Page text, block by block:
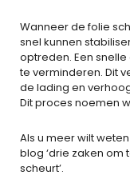
Wanneer de folie
snel kunnen
optreden. Een
te verminderen. Dit
de lading en
Dit proces noemen
Als u meer wilt
blog ‘drie zaken
scheurt’.